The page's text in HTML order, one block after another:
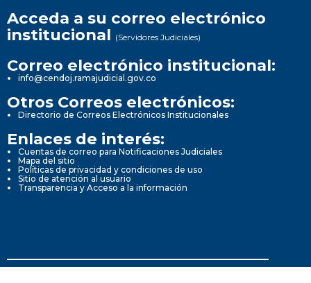
Acceda a su correo electrónico
institucional (Servidores Judiciales)
Correo electrónico institucional:
info@cendoj.ramajudicial.gov.co
Otros Correos electrónicos:
Directorio de Correos Electrónicos Institucionales
Enlaces de interés:
Cuentas de correo para Notificaciones Judiciales
Mapa del sitio
Políticas de privacidad y condiciones de uso
Sitio de atención al usuario
Transparencia y Acceso a la información